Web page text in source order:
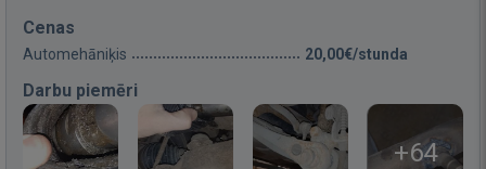
Cenas
Automehāniķis 20,00€/stunda
Darbu piemēri
+64